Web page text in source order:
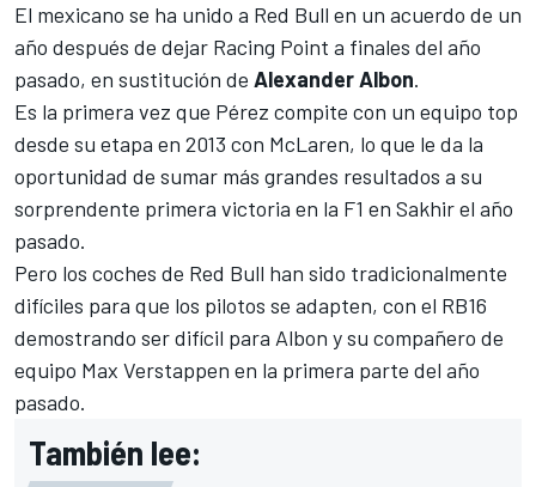
El mexicano se ha unido a Red Bull en un acuerdo de un
año después de dejar Racing Point a finales del año
pasado, en sustitución de Alexander Albon.
Es la primera vez que Pérez compite con un equipo top
desde su etapa en 2013 con McLaren, lo que le da la
oportunidad de sumar más grandes resultados a su
sorprendente primera victoria en la F1 en Sakhir el año
pasado.
Pero los coches de Red Bull han sido tradicionalmente
difíciles para que los pilotos se adapten, con el RB16
demostrando ser difícil para Albon y su compañero de
equipo Max Verstappen en la primera parte del año
pasado.
También lee: